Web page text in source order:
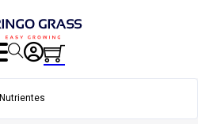
Nutrientes